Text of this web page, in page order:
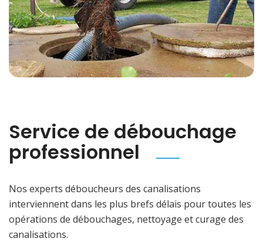
Service de débouchage
professionnel
Nos experts déboucheurs des canalisations
interviennent dans les plus brefs délais pour toutes les
opérations de débouchages, nettoyage et curage des
canalisations.